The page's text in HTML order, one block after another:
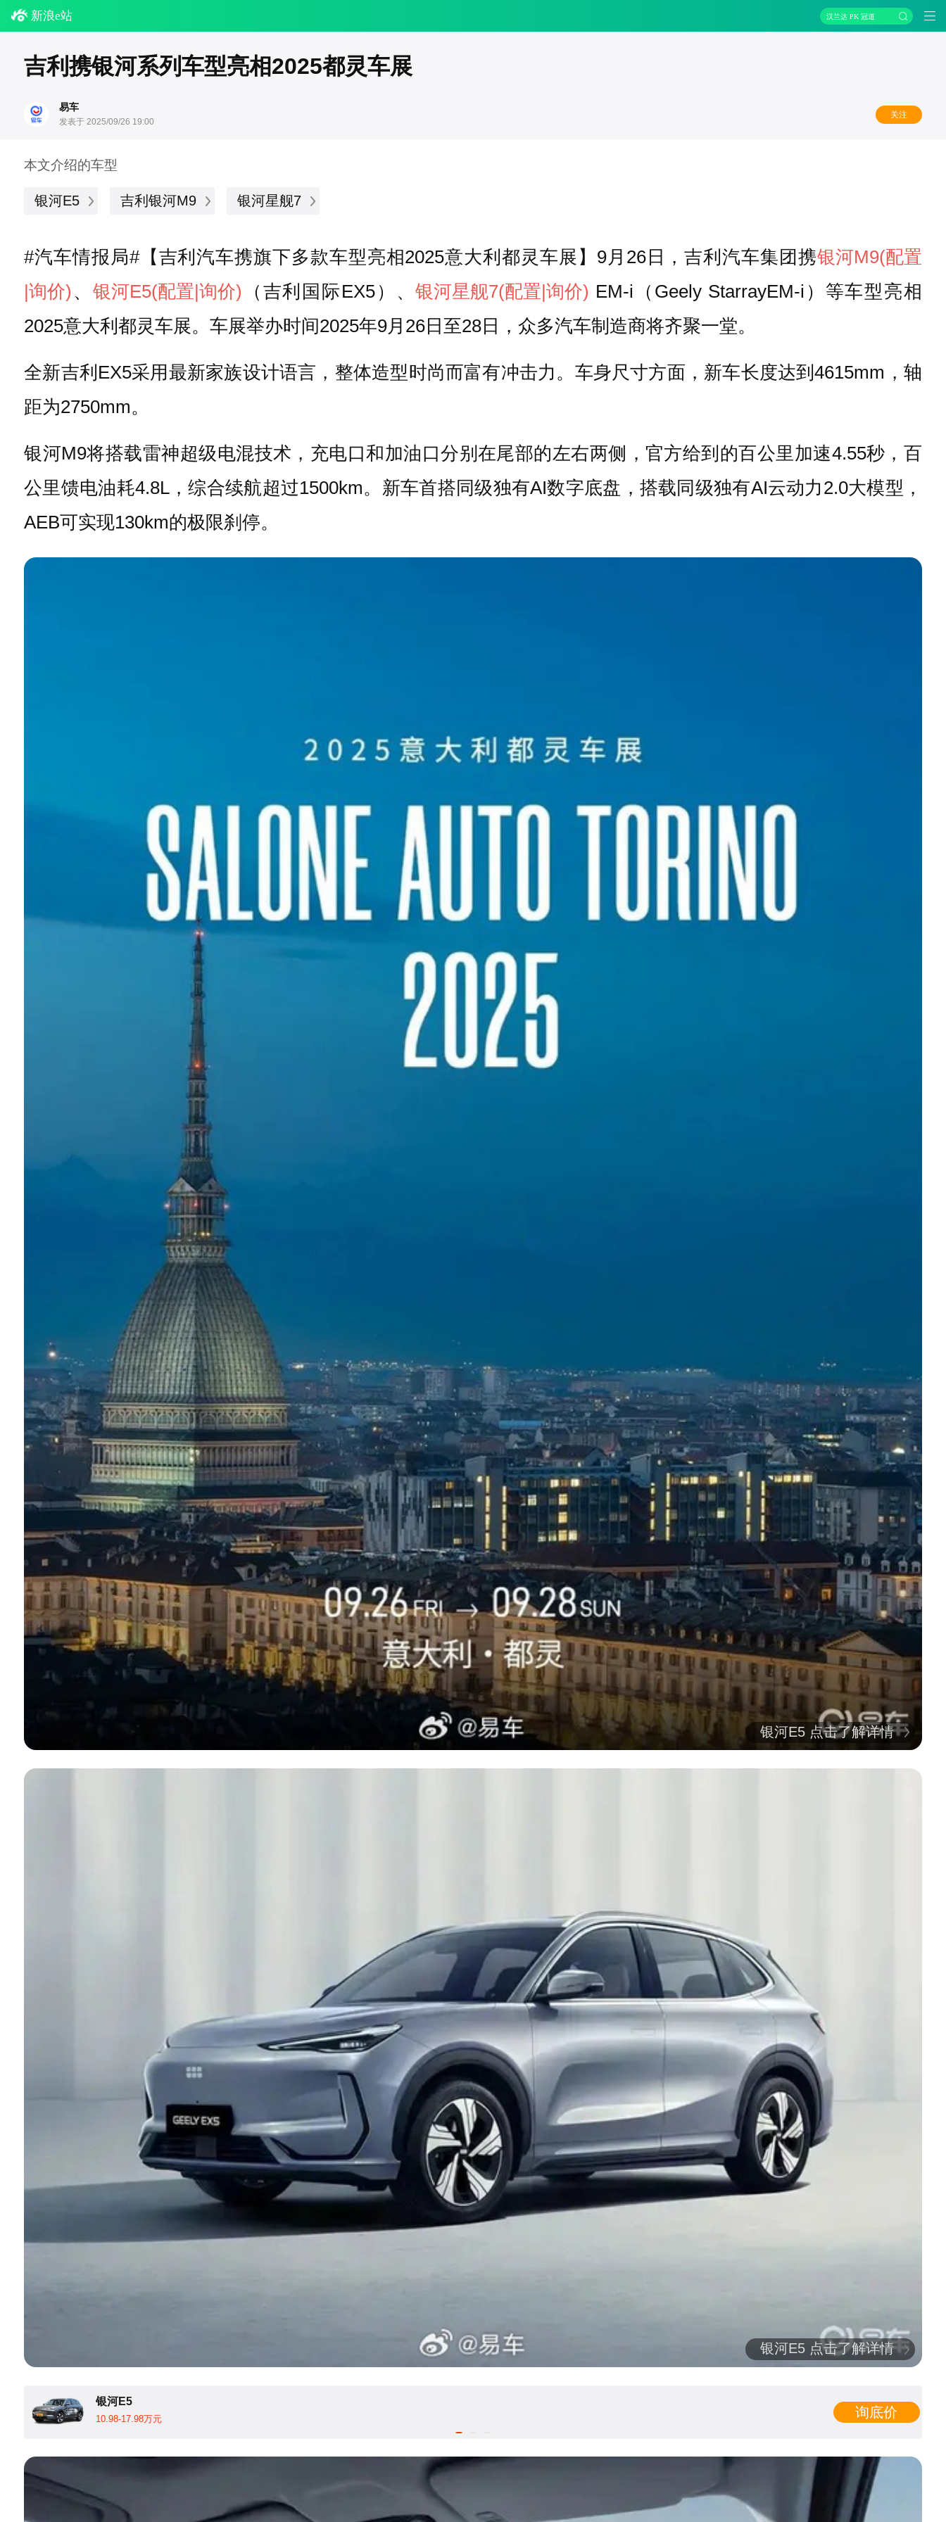
新浪e站 汉兰达 PK 冠道
吉利携银河系列车型亮相2025都灵车展
易车
发表于 2025/09/26 19:00
关注
本文介绍的车型
银河E5 吉利银河M9 银河星舰7
#汽车情报局#【吉利汽车携旗下多款车型亮相2025意大利都灵车展】9月26日，吉利汽车集团携银河M9(配置
|询价) 、 银河E5(配置|询价) （吉利国际EX5）、银河星舰7(配置|询价) EM-i（Geely StarrayEM-i）等车型亮相
2025意大利都灵车展。车展举办时间2025年9月26日至28日，众多汽车制造商将齐聚一堂。
全新吉利EX5采用最新家族设计语言，整体造型时尚而富有冲击力。车身尺寸方面，新车长度达到4615mm，轴
距为2750mm。
银河M9将搭载雷神超级电混技术，充电口和加油口分别在尾部的左右两侧，官方给到的百公里加速4.55秒，百
公里馈电油耗4.8L，综合续航超过1500km。新车首搭同级独有AI数字底盘，搭载同级独有AI云动力2.0大模型，
AEB可实现130km的极限刹停。
银河E5 点击了解详情
银河E5 点击了解详情
银河E5
10.98-17.98万元 询底价